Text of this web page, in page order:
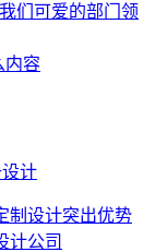
们可爱的部门领
内容
计
制设计突出优势
计公司